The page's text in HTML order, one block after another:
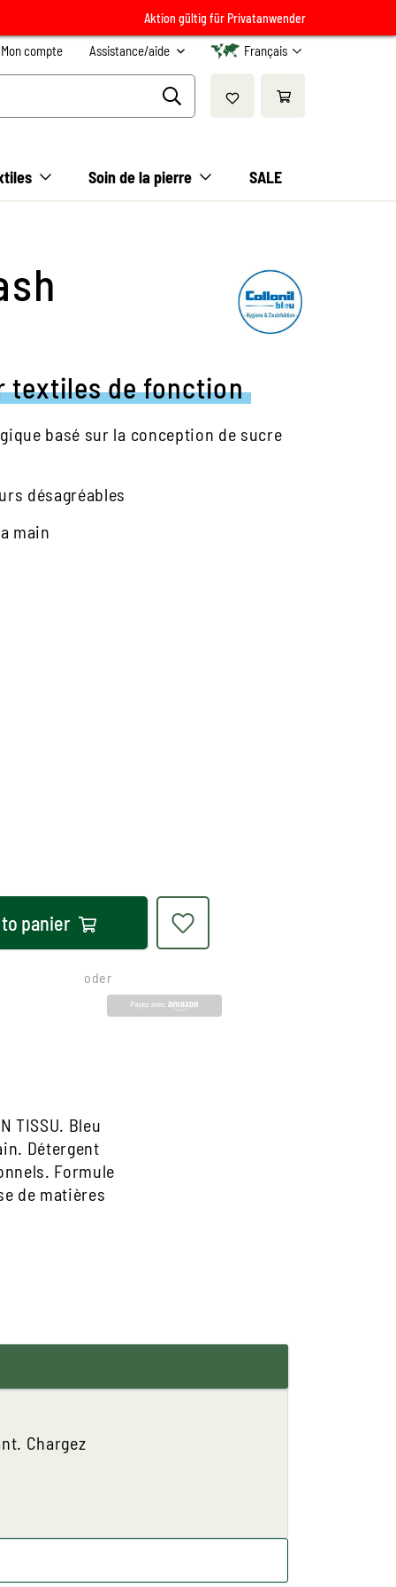
Aktion gültig für Privatanwender
Mon compte Assistance/aide Français
Soin de la pierre SALE
textiles de fonction
basé sur la conception de sucre
désagréables
main
panier
oder
TISSU. Bleu
Détergent
Formule
de matières
Chargez